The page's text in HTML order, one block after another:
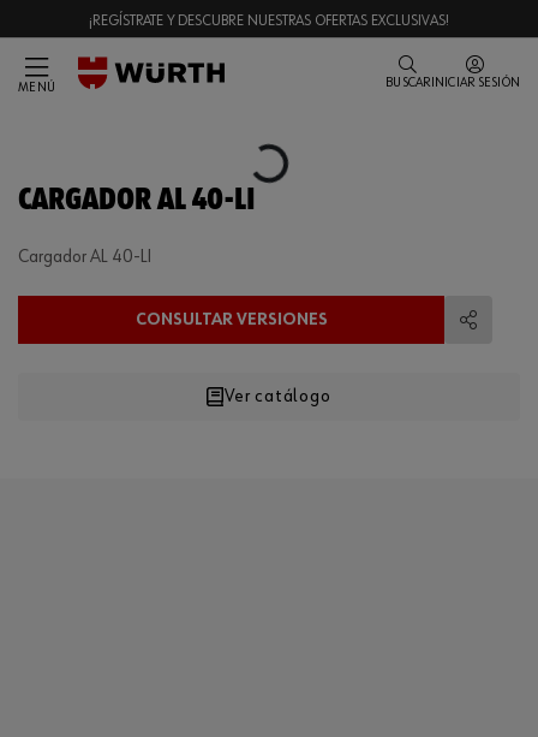
¡REGÍSTRATE Y DESCUBRE NUESTRAS OFERTAS EXCLUSIVAS!
MENÚ BUSCAR INICIAR SESIÓN
Loading...
CARGADOR AL 40-LI
Cargador AL 40-LI
CONSULTAR VERSIONES
Ver catálogo